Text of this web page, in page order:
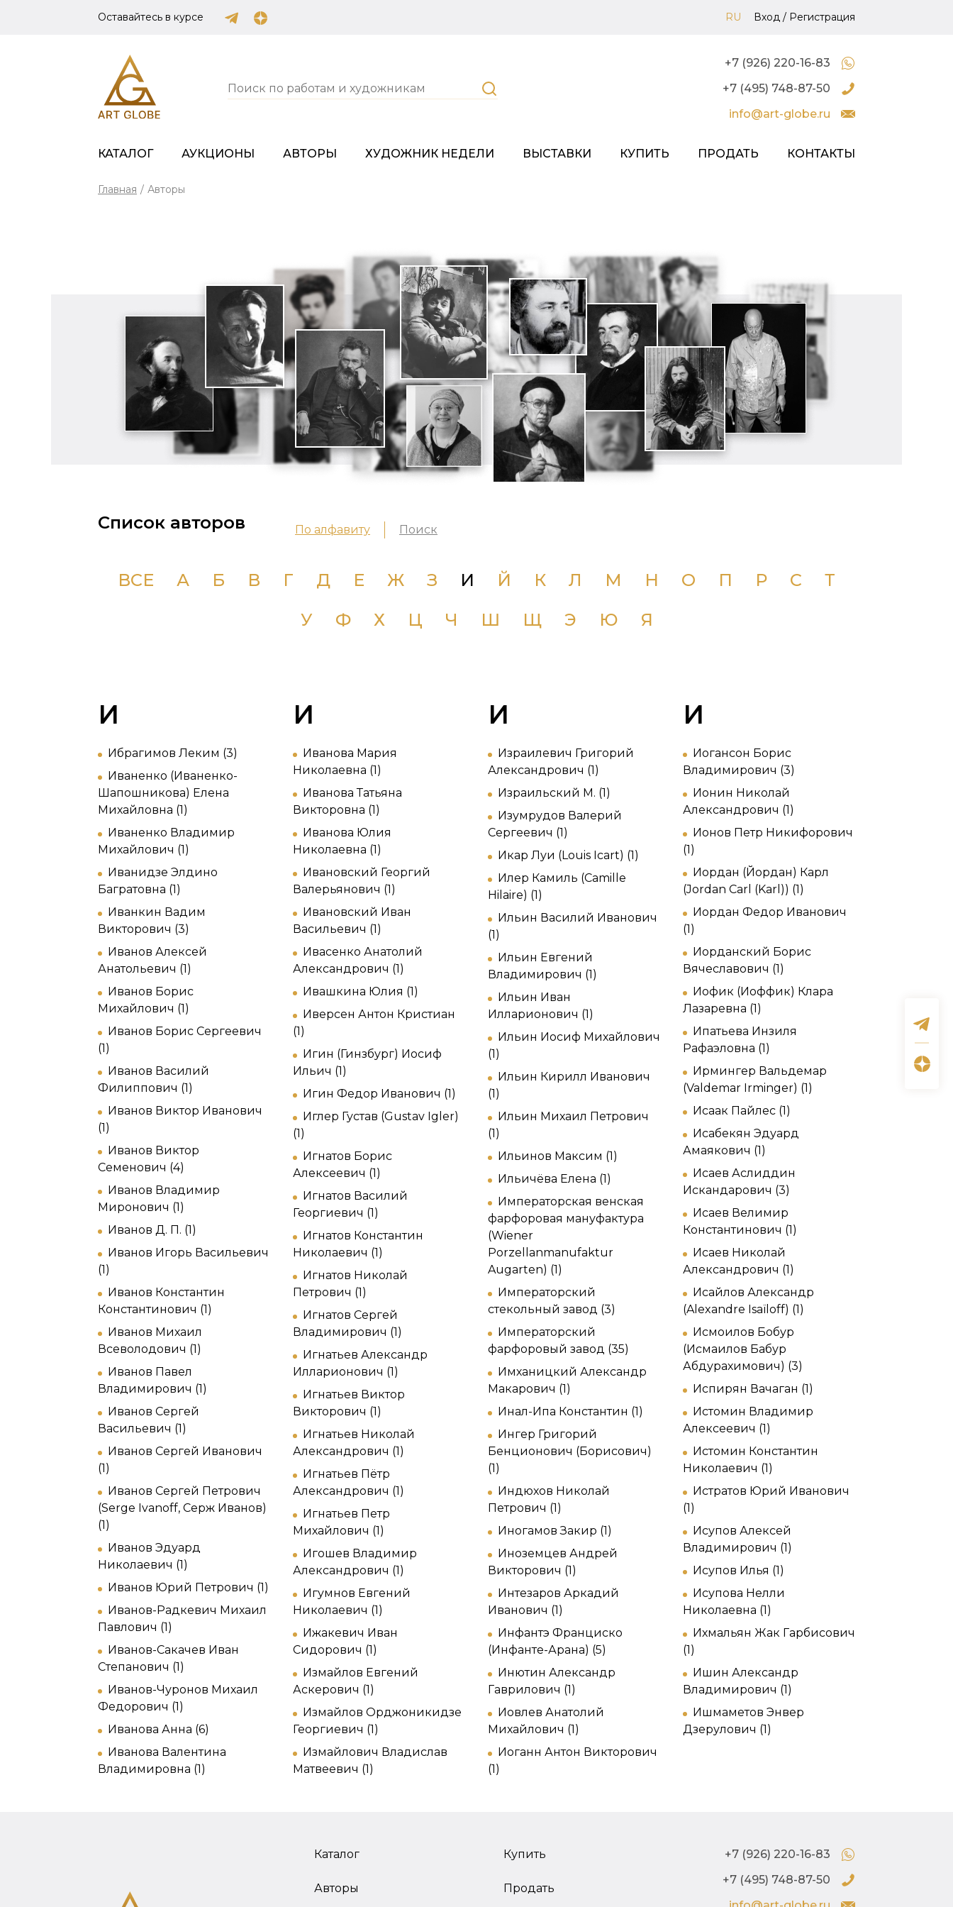
Оставайтесь в курсе RU Вход / Регистрация
+7 (926) 220-16-83
+7 (495) 748-87-50
info@art-globe.ru
КАТАЛОГ АУКЦИОНЫ АВТОРЫ ХУДОЖНИК НЕДЕЛИ ВЫСТАВКИ КУПИТЬ ПРОДАТЬ КОНТАКТЫ
Главная / Авторы
Список авторов По алфавиту Поиск
ВСЕ А Б В Г Д Е Ж З И Й К Л М Н О П Р С
Т
У
Ф Х Ц Ч Ш Щ Э Ю Я
И
Ибрагимов Леким (3)
Иваненко (Иваненко-
Шапошникова) Елена
Михайловна (1)
Иваненко Владимир
Михайлович (1)
Иванидзе Элдино
Багратовна (1)
Иванкин Вадим
Викторович (3)
Иванов Алексей
Анатольевич (1)
Иванов Борис
Михайлович (1)
Иванов Борис Сергеевич
(1)
Иванов Василий
Филиппович (1)
Иванов Виктор Иванович
(1)
Иванов Виктор
Семенович (4)
Иванов Владимир
Миронович (1)
Иванов Д. П. (1)
Иванов Игорь Васильевич
(1)
Иванов Константин
Константинович (1)
Иванов Михаил
Всеволодович (1)
Иванов Павел
Владимирович (1)
Иванов Сергей
Васильевич (1)
Иванов Сергей Иванович
(1)
Иванов Сергей Петрович
(Serge Ivanoff, Серж Иванов)
(1)
Иванов Эдуард
Николаевич (1)
Иванов Юрий Петрович (1)
Иванов-Радкевич Михаил
Павлович (1)
Иванов-Сакачев Иван
Степанович (1)
Иванов-Чуронов Михаил
Федорович (1)
Иванова Анна (6)
Иванова Валентина
Владимировна (1)
И
Иванова Мария
Николаевна (1)
Иванова Татьяна
Викторовна (1)
Иванова Юлия
Николаевна (1)
Ивановский Георгий
Валерьянович (1)
Ивановский Иван
Васильевич (1)
Ивасенко Анатолий
Александрович (1)
Ивашкина Юлия (1)
Иверсен Антон Кристиан
(1)
Игин (Гинзбург) Иосиф
Ильич (1)
Игин Федор Иванович (1)
Иглер Густав (Gustav Igler)
(1)
Игнатов Борис
Алексеевич (1)
Игнатов Василий
Георгиевич (1)
Игнатов Константин
Николаевич (1)
Игнатов Николай
Петрович (1)
Игнатов Сергей
Владимирович (1)
Игнатьев Александр
Илларионович (1)
Игнатьев Виктор
Викторович (1)
Игнатьев Николай
Александрович (1)
Игнатьев Пётр
Александрович (1)
Игнатьев Петр
Михайлович (1)
Игошев Владимир
Александрович (1)
Игумнов Евгений
Николаевич (1)
Ижакевич Иван
Сидорович (1)
Измайлов Евгений
Аскерович (1)
Измайлов Орджоникидзе
Георгиевич (1)
Измайлович Владислав
Матвеевич (1)
И
Израилевич Григорий
Александрович (1)
Израильский М. (1)
Изумрудов Валерий
Сергеевич (1)
Икар Луи (Louis Icart) (1)
Илер Камиль (Camille
Hilaire) (1)
Ильин Василий Иванович
(1)
Ильин Евгений
Владимирович (1)
Ильин Иван
Илларионович (1)
Ильин Иосиф Михайлович
(1)
Ильин Кирилл Иванович
(1)
Ильин Михаил Петрович
(1)
Ильинов Максим (1)
Ильичёва Елена (1)
Императорская венская
фарфоровая мануфактура
(Wiener
Porzellanmanufaktur
Augarten) (1)
Императорский
стекольный завод (3)
Императорский
фарфоровый завод (35)
Имханицкий Александр
Макарович (1)
Инал-Ипа Константин (1)
Ингер Григорий
Бенционович (Борисович)
(1)
Индюхов Николай
Петрович (1)
Иногамов Закир (1)
Иноземцев Андрей
Викторович (1)
Интезаров Аркадий
Иванович (1)
Инфантэ Франциско
(Инфанте-Арана) (5)
Инютин Александр
Гаврилович (1)
Иовлев Анатолий
Михайлович (1)
Иоганн Антон Викторович
(1)
И
Иогансон Борис
Владимирович (3)
Ионин Николай
Александрович (1)
Ионов Петр Никифорович
(1)
Иордан (Йордан) Карл
(Jordan Carl (Karl)) (1)
Иордан Федор Иванович
(1)
Иорданский Борис
Вячеславович (1)
Иофик (Иоффик) Клара
Лазаревна (1)
Ипатьева Инзиля
Рафаэловна (1)
Ирмингер Вальдемар
(Valdemar Irminger) (1)
Исаак Пайлес (1)
Исабекян Эдуард
Амаякович (1)
Исаев Аслиддин
Искандарович (3)
Исаев Велимир
Константинович (1)
Исаев Николай
Александрович (1)
Исайлов Александр
(Alexandre Isaïloff) (1)
Исмоилов Бобур
(Исмаилов Бабур
Абдурахимович) (3)
Испирян Вачаган (1)
Истомин Владимир
Алексеевич (1)
Истомин Константин
Николаевич (1)
Истратов Юрий Иванович
(1)
Исупов Алексей
Владимирович (1)
Исупов Илья (1)
Исупова Нелли
Николаевна (1)
Ихмальян Жак Гарбисович
(1)
Ишин Александр
Владимирович (1)
Ишмаметов Энвер
Дзерулович (1)
Каталог
Авторы
Купить
Продать
+7 (926) 220-16-83
+7 (495) 748-87-50